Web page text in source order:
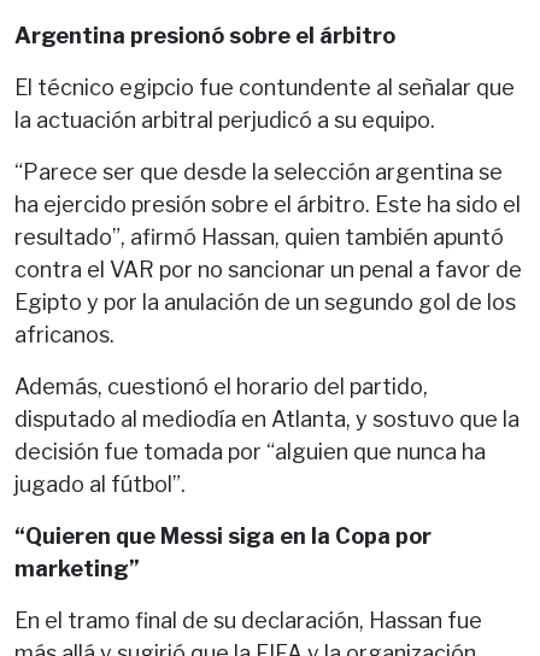
Argentina presionó sobre el árbitro
El técnico egipcio fue contundente al señalar que
la actuación arbitral perjudicó a su equipo.
“Parece ser que desde la selección argentina se
ha ejercido presión sobre el árbitro. Este ha sido el
resultado”, afirmó Hassan, quien también apuntó
contra el VAR por no sancionar un penal a favor de
Egipto y por la anulación de un segundo gol de los
africanos.
Además, cuestionó el horario del partido,
disputado al mediodía en Atlanta, y sostuvo que la
decisión fue tomada por “alguien que nunca ha
jugado al fútbol”.
“Quieren que Messi siga en la Copa por
marketing”
En el tramo final de su declaración, Hassan fue